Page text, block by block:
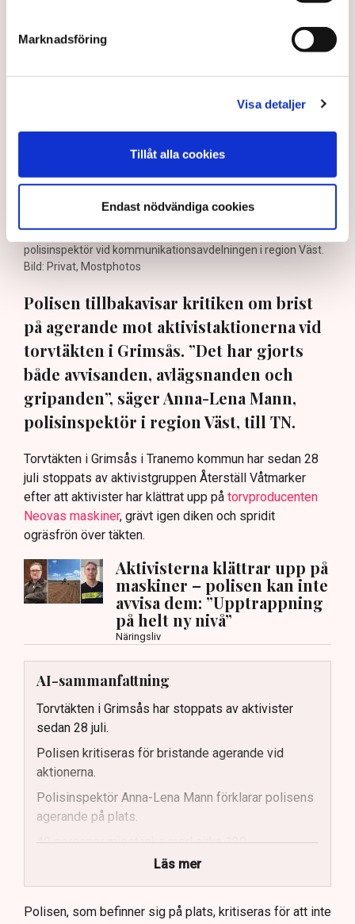
Marknadsföring
Visa detaljer
Tillåt alla cookies
Endast nödvändiga cookies
Det är polisens uppgift att upprätthålla allmän ordning och
säkerhet, vilket inkluderar att ingripa mot pågående
brottslighet som olaga intrång, förklarar Anna-Lena Mann,
polisinspektör vid kommunikationsavdelningen i region Väst.
Bild: Privat, Mostphotos
Polisen tillbakavisar kritiken om brist
på agerande mot aktivistaktionerna vid
torvtäkten i Grimsås. ”Det har gjorts
både avvisanden, avlägsnanden och
gripanden”, säger Anna-Lena Mann,
polisinspektör i region Väst, till TN.
Torvtäkten i Grimsås i Tranemo kommun har sedan 28
juli stoppats av aktivistgruppen Återställ Våtmarker
efter att aktivister har klättrat upp på torvproducenten
Neovas maskiner, grävt igen diken och spridit
ogräsfrön över täkten.
Aktivisterna klättrar upp på
maskiner – polisen kan inte
avvisa dem: ”Upptrappning
på helt ny nivå”
Näringsliv
AI-sammanfattning
Torvtäkten i Grimsås har stoppats av aktivister
sedan 28 juli.
Polisen kritiseras för bristande agerande vid
aktionerna.
Polisinspektör Anna-Lena Mann förklarar polisens
agerande på plats.
40 personer misstänks med cirka 120
brottsmisstankar kopplade.
Polisen använder drönare och uniformerad polis
för att dokumentera bevis.
Läs mer
Polisen, som befinner sig på plats, kritiseras för att inte